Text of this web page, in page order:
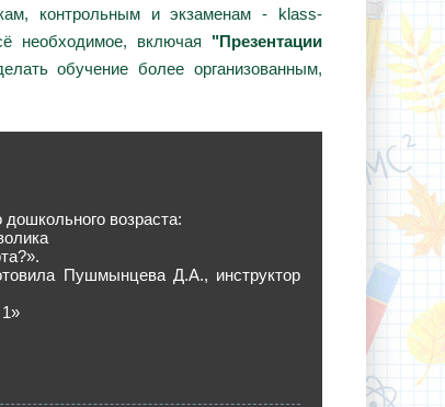
контрольным и экзаменам - klass-
необходимое, включая "Презентации
обучение более организованным,
возраста:
Пушмынцева Д.А., инструктор